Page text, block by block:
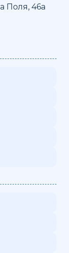
Поля, 46а